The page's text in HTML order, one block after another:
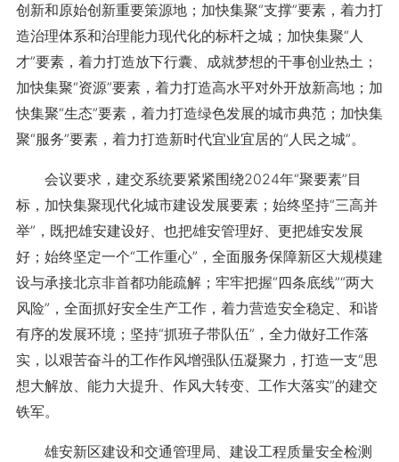
创新和原始创新重要策源地；加快集聚“支撑”要素，着力打
造治理体系和治理能力现代化的标杆之城；加快集聚“人
才”要素，着力打造放下行囊、成就梦想的干事创业热土；
加快集聚“资源”要素，着力打造高水平对外开放新高地；加
快集聚“生态”要素，着力打造绿色发展的城市典范；加快集
聚“服务”要素，着力打造新时代宜业宜居的“人民之城”。
会议要求，建交系统要紧紧围绕2024年“聚要素”目
标，加快集聚现代化城市建设发展要素；始终坚持“三高并
举”，既把雄安建设好、也把雄安管理好、更把雄安发展
好；始终坚定一个“工作重心”，全面服务保障新区大规模建
设与承接北京非首都功能疏解；牢牢把握“四条底线”“两大
风险”，全面抓好安全生产工作，着力营造安全稳定、和谐
有序的发展环境；坚持“抓班子带队伍”，全力做好工作落
实，以艰苦奋斗的工作作风增强队伍凝聚力，打造一支“思
想大解放、能力大提升、作风大转变、工作大落实”的建交
铁军。
雄安新区建设和交通管理局、建设工程质量安全检测